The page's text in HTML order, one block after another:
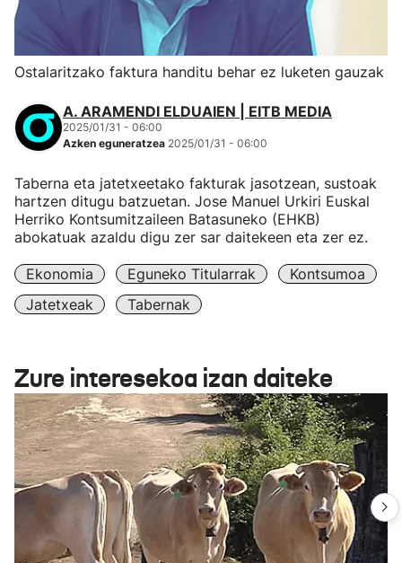
Ostalaritzako faktura handitu behar ez luketen gauzak
A. ARAMENDI ELDUAIEN | EITB MEDIA
2025/01/31 - 06:00
Azken eguneratzea 2025/01/31 - 06:00
Taberna eta jatetxeetako fakturak jasotzean, sustoak
hartzen ditugu batzuetan. Jose Manuel Urkiri Euskal
Herriko Kontsumitzaileen Batasuneko (EHKB)
abokatuak azaldu digu zer sar daitekeen eta zer ez.
Ekonomia Eguneko Titularrak
Kontsumoa
Jatetxeak
Tabernak
Zure interesekoa izan daiteke